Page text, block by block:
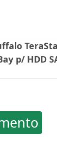
p/ HDD